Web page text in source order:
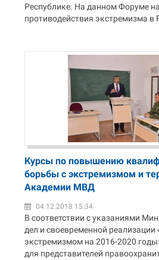
Республике. На данном Форуме
противодействия экстремизма в
Курсы по повышению
борьбы с экстремизмом и
Академии МВД
04.12.2018 15:34
В соответствии с указаниями
дел и своевременной реализации
экстремизмом на 2016-2020
для представителей